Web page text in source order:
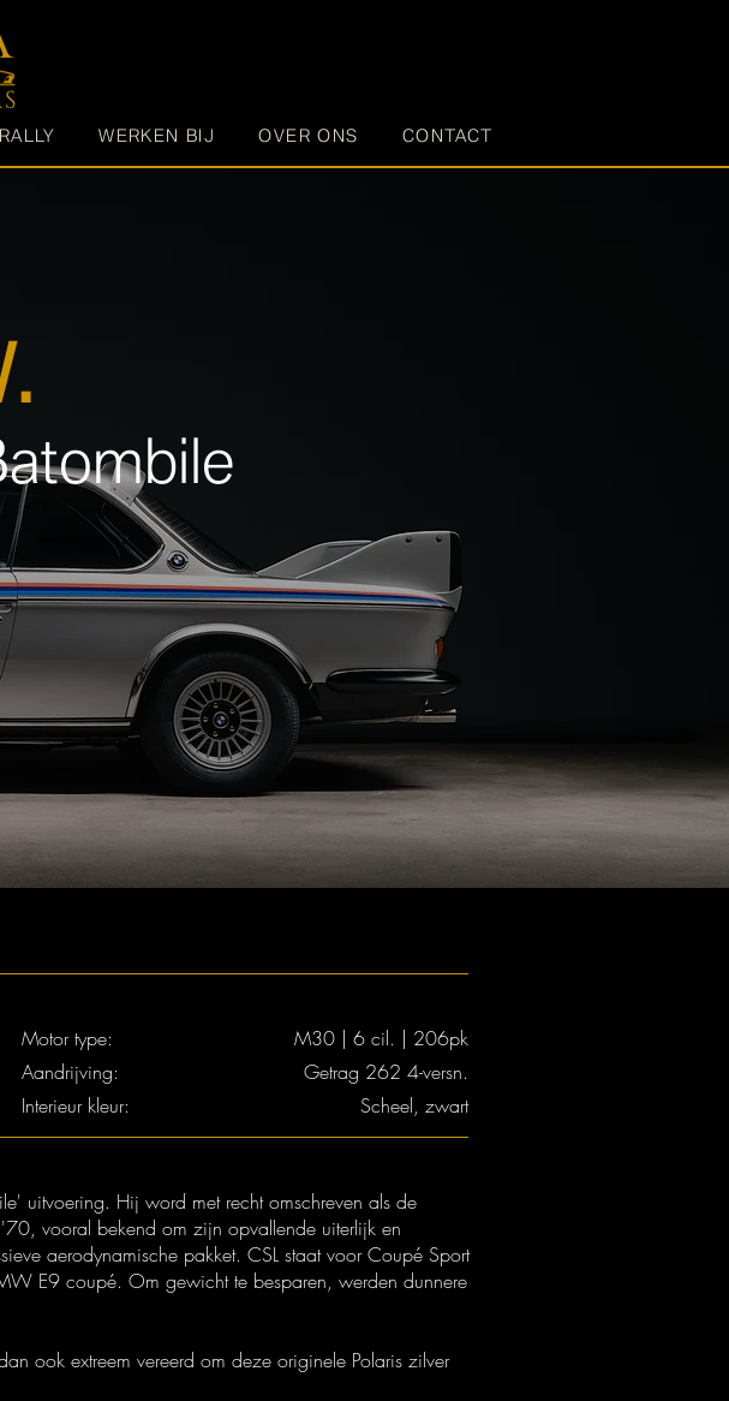
WERKEN BIJ OVER ONS CONTACT
Motor type:
M30 | 6 cil. | 206pk
Aandrijving:
Interieur kleur:
Getrag 262 4-versn.
Scheel, zwart
uitvoering. Hij word met recht omschreven als de
vooral bekend om zijn opvallende uiterlijk en
aerodynamische pakket. CSL staat voor Coupé Sport
E9 coupé. Om gewicht te besparen, werden dunnere
ook extreem vereerd om deze originele Polaris zilver